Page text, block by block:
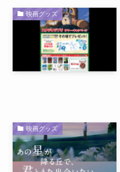
映画グッズ
映画グッズ